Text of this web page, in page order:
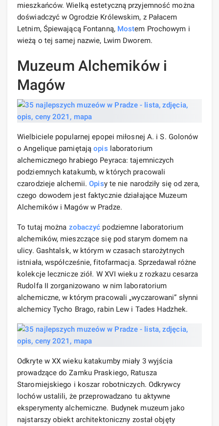
mieszkańców. Wielką estetyczną przyjemność można
doświadczyć w Ogrodzie Królewskim, z Pałacem
Letnim, Śpiewającą Fontanną, Mostem Prochowym i
wieżą o tej samej nazwie, Lwim Dworem.
Muzeum Alchemików i
Magów
Wielbiciele popularnej epopei miłosnej A. i S. Golonów
o Angelique pamiętająopis laboratorium
alchemicznego hrabiego Peyraca: tajemniczych
podziemnych katakumb, w których pracowali
czarodzieje alchemii.Opisy te nie narodziły się od zera,
czego dowodem jest faktycznie działające Muzeum
Alchemików i Magów w Pradze.
To tutaj można zobaczyć podziemne laboratorium
alchemików, mieszczące się pod starym domem na
ulicy. Gashtalsk, w którym w czasach starożytnych
istniała, współcześnie, fitofarmacja. Sprzedawał różne
kolekcje lecznicze ziół. W XVI wieku z rozkazu cesarza
Rudolfa II zorganizowano w nim laboratorium
alchemiczne, w którym pracowali „wyczarowani” słynni
alchemicy Tycho Brago, rabin Lew i Tades Hadzhek.
Odkryte w XX wieku katakumby miały 3 wyjścia
prowadzące do Zamku Praskiego, Ratusza
Staromiejskiego i koszar robotniczych. Odkrywcy
lochów ustalili, że przeprowadzano tu aktywne
eksperymenty alchemiczne. Budynek muzeum jako
najstarszy obiekt architektoniczny został objęty